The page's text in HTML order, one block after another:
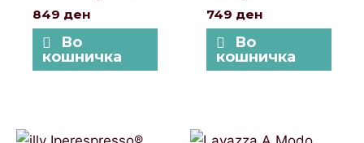
849 ден
Во
кошничка
749 ден
Во
кошничка